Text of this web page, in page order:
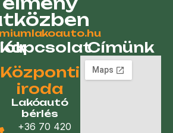
Kapcsolat
Központi
iroda
Lakóautó
bérlés
+36 70 420
Címünk